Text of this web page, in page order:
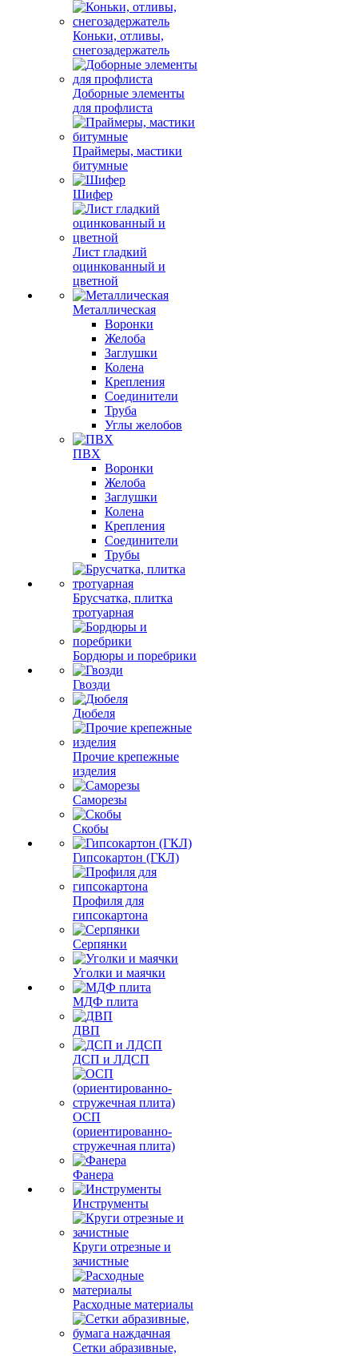
Коньки, отливы,
снегозадержатель
Доборные элементы
для профлиста
Праймеры, мастики
битумные
Шифер
Лист гладкий
оцинкованный и
цветной
Металлическая
Воронки
Желоба
Заглушки
Колена
Крепления
Соединители
Труба
Углы желобов
ПВХ
Воронки
Желоба
Заглушки
Колена
Крепления
Соединители
Трубы
Брусчатка, плитка
тротуарная
Бордюры и поребрики
Гвозди
Дюбеля
Прочие крепежные
изделия
Саморезы
Скобы
Гипсокартон (ГКЛ)
Профиля для
гипсокартона
Серпянки
Уголки и маячки
МДФ плита
ДВП
ДСП и ЛДСП
ОСП
(ориентированно-
стружечная плита)
Фанера
Инструменты
Круги отрезные и
зачистные
Расходные материалы
Сетки абразивные,